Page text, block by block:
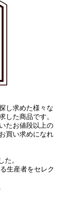
し求めた様々な
した商品です。
たお値段以上の
買い求めになれ
。
生産者をセレク